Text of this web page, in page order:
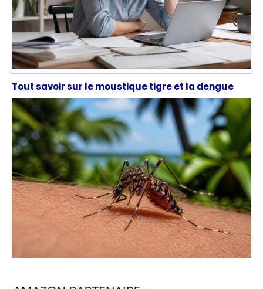
Tout savoir sur le moustique tigre et la dengue